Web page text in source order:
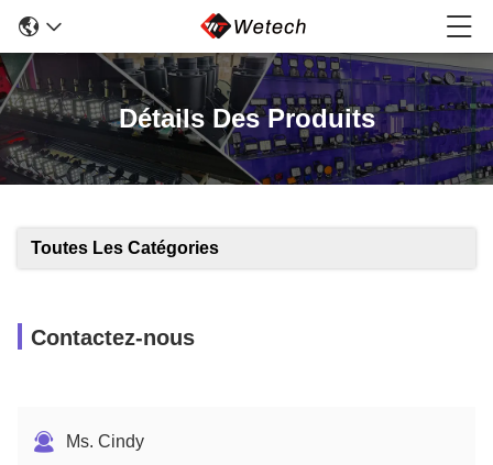
Détails Des Produits
Toutes Les Catégories
Contactez-nous
Ms. Cindy